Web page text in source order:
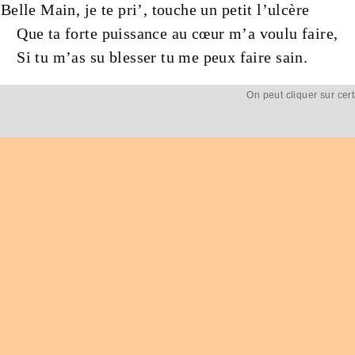
Belle Main, je te pri’, touche un petit l’ulcère
Que taforte puissance au cœur m’a voulu faire,
Si tu m’as su blesser tu me peux faire sain.
On peut cliquer sur